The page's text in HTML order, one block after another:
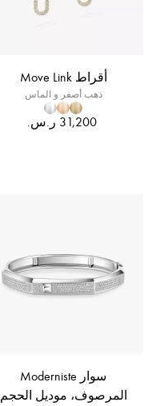
أقراط Move Link
ذهب أصفر و الماس
‏31,200 ر.س.‏
سوار Moderniste
المرصوف، موديل الحجم